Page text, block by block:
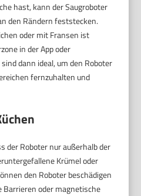
hast, kann der Saugroboter
den Rändern feststecken.
oder mit Fransen ist
in der App oder
dann ideal, um den Roboter
fernzuhalten und
der Roboter nur außerhalb der
Krümel oder
den Roboter beschädigen
oder magnetische